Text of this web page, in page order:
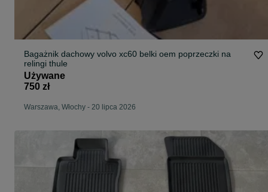
Bagażnik dachowy volvo xc60 belki oem poprzeczki na
relingi thule
Używane
750 zł
Warszawa, Włochy - 20 lipca 2026